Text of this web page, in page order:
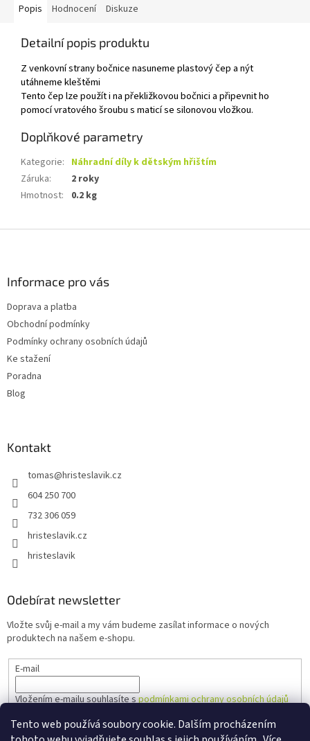
Tento web používá soubory cookie. Dalším procházením
Popis Hodnocení Diskuze
Detailní popis produktu
Z venkovní strany bočnice nasuneme plastový čep a nýt
utáhneme kleštěmi
Tento čep lze použít i na překližkovou bočnici a připevnit ho
pomocí vratového šroubu s maticí se silonovou vložkou.
Doplňkové parametry
Kategorie: Náhradní díly k dětským hřištím
Záruka:
2 roky
Hmotnost: 0.2 kg
Informace pro vás
Doprava a platba
Obchodní podmínky
Podmínky ochrany osobních údajů
Ke stažení
Poradna
Blog
Kontakt
tomas@hristeslavik.cz
604 250 700
732 306 059
hristeslavik.cz
hristeslavik
Odebírat newsletter
Vložte svůj e-mail a my vám budeme zasílat informace o nových
produktech na našem e-shopu.
E-mail
Vložením e-mailu souhlasíte spodmínkami ochrany osobních údajů
PŘIHLÁSIT SE